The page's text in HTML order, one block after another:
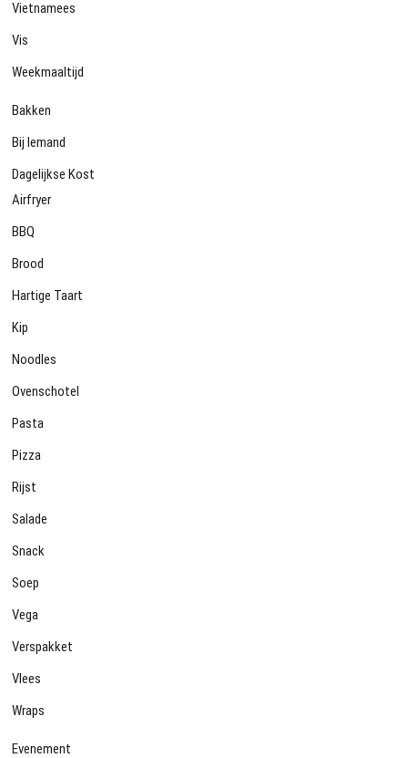
Vietnamees
Vis
Weekmaaltijd
Bakken
Bij Iemand
Dagelijkse Kost
Airfryer
BBQ
Brood
Hartige Taart
Kip
Noodles
Ovenschotel
Pasta
Pizza
Rijst
Salade
Snack
Soep
Vega
Verspakket
Vlees
Wraps
Evenement